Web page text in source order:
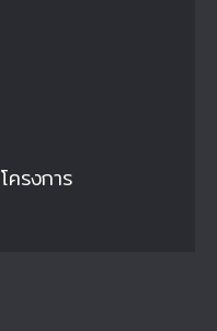
โครงการ